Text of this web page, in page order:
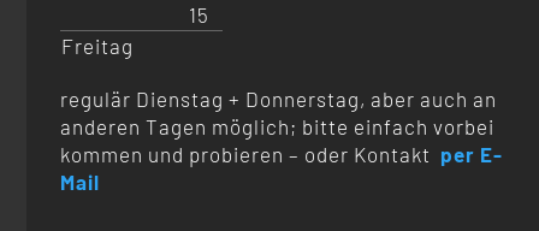
15
Freitag
regulär Dienstag + Donnerstag, aber auch an
anderen Tagen möglich; bitte einfach vorbei
kommen und probieren – oder Kontakt per E-
Mail